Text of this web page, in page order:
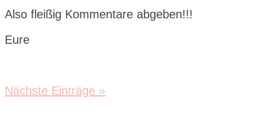
Also fleißig Kommentare abgeben!!!
Eure
Nächste Einträge »